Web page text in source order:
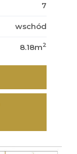
7
wschód
8.18m2